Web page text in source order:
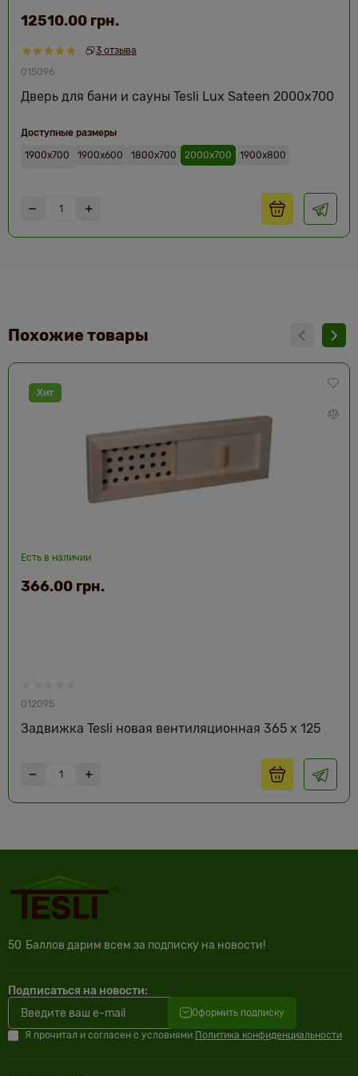
3 отзыва
015096
Дверь для бани и сауны Tesli Lux Sateen 2000х700
12510.00 грн.
Доступные размеры
1900х700
1900х600 1800х700 2000х700
1900х800
Похожие товары
Хит
Есть в наличии
012095
Задвижка Tesli новая вентиляционная 365 x 125
366.00 грн.
50 Баллов дарим всем за подписку на новости!
Подписаться на новости:
Оформить подписку
Я прочитал и согласен с условиями Политика конфиденциальности